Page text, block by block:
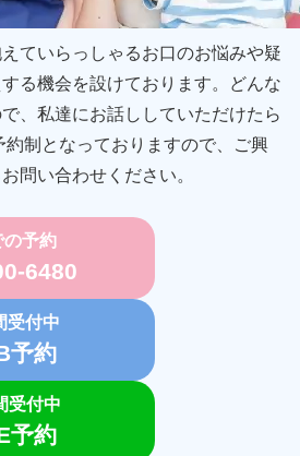
ていらっしゃるお口のお悩みや疑
る機会を設けております。どんな
、私達にお話ししていただけたら
約制となっておりますので、ご興
問い合わせください。
の予約
6480
受付中
予約
受付中
予約